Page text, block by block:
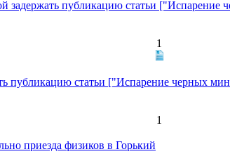
задержать публикацию статьи
1
публикацию статьи ["Испарение черных
1
приезда физиков в Горький